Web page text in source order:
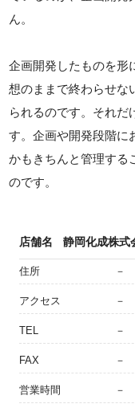
ん。
企画開発したものを形
想のままで終わらせな
られるのです。それだ
す。企画や開発段階に
かもきちんと管理する
のです。
店舗名 静岡化成株式
住所 －
アクセス －
TEL －
FAX －
営業時間 －